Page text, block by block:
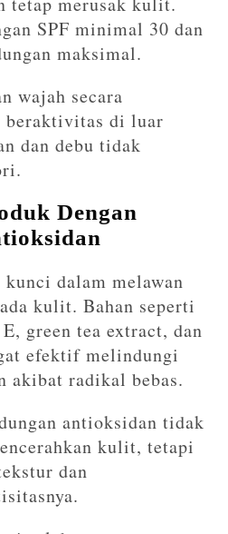
SPF minimal 30 dan
maksimal.
wajah secara
beraktivitas di luar
dan debu tidak
Dengan
dalam melawan
kulit. Bahan seperti
green tea extract, dan
efektif melindungi
akibat radikal bebas.
antioksidan tidak
kulit, tetapi
dan